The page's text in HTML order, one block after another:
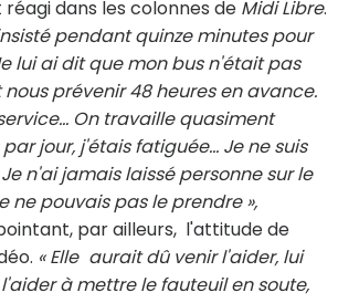
dans les colonnes de Midi Libre.
pendant quinze minutes pour
lui ai dit que mon bus n'était pas
prévenir 48 heures en avance.
On travaille quasiment
jour, j'étais fatiguée... Je ne suis
n'ai jamais laissé personne sur le
ne pouvais pas le prendre »,
par ailleurs, l'attitude de
« Elle aurait dû venir l'aider, lui
à mettre le fauteuil en soute,